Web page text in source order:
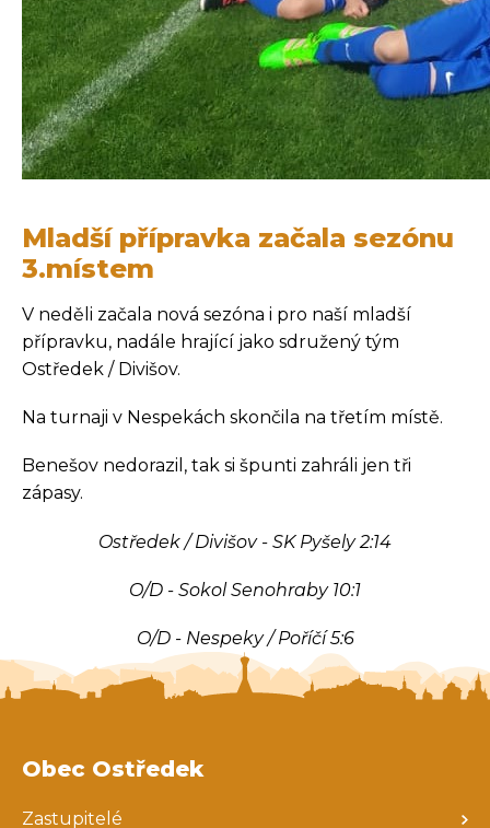
Mladší přípravka začala sezónu
3.místem
V neděli začala nová sezóna i pro naší mladší
přípravku, nadále hrající jako sdružený tým
Ostředek / Divišov.
Na turnaji v Nespekách skončila na třetím místě.
Benešov nedorazil, tak si špunti zahráli jen tři
zápasy.
Ostředek / Divišov - SK Pyšely 2:14
O/D - Sokol Senohraby 10:1
O/D - Nespeky / Poříčí 5:6
Obec Ostředek
Zastupitelé